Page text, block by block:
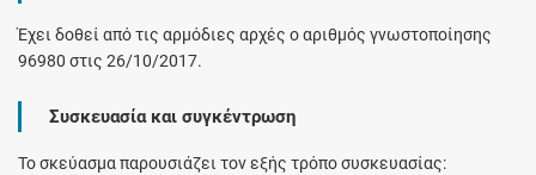
Έχει δοθεί από τις αρμόδιες αρχές ο αριθμός γνωστοποίησης
96980 στις 26/10/2017.
Συσκευασία και συγκέντρωση
Το σκεύασμα παρουσιάζει τον εξής τρόπο συσκευασίας: